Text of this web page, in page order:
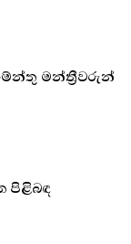
මන්ත්‍රීවරුන්
පිළිබඳ